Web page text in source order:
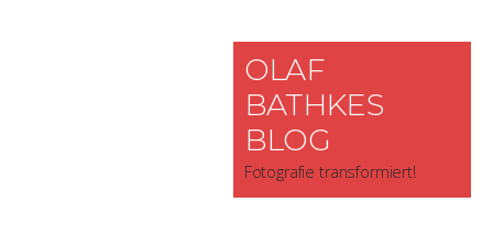
OLAF
BATHKES
BLOG
Fotografie transformiert!